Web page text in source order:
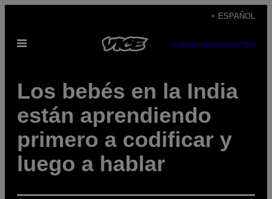
contenido
+ ESPAÑOL
Abrir
SUBSCRIBENEWSLETTER
Los bebés en la India
están aprendiendo
primero a codificar y
luego a hablar